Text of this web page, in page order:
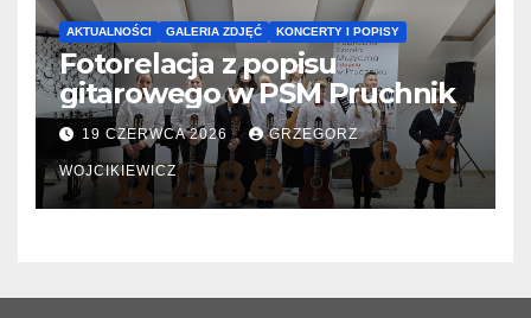
AKTUALNOŚCI GALERIA ZDJĘĆ KONCERTY I POPISY
Fotorelacja z popisu
gitarowego w PSM Pruchnik
19 CZERWCA 2026 GRZEGORZ
WOJCIKIEWICZ